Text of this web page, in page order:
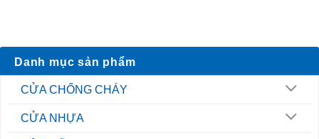
Danh mục sản phẩm
CỬA CHỐNG CHÁY
CỬA NHỰA